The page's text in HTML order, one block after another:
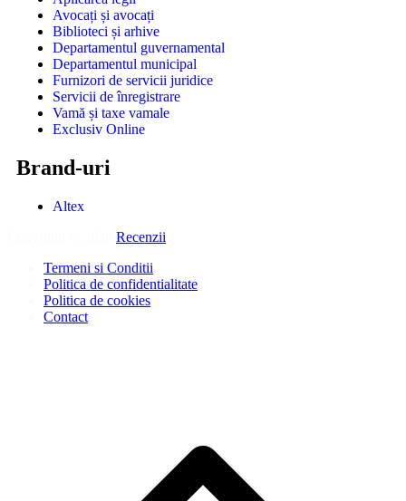
Avocați și avocați
Biblioteci și arhive
Departamentul guvernamental
Departamentul municipal
Furnizori de servicii juridice
Servicii de înregistrare
Vamă și taxe vamale
Exclusiv Online
Brand-uri
Altex
Recenzii
Termeni si Conditii
Politica de confidentialitate
Politica de cookies
Contact